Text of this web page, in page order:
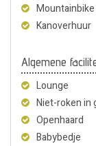
Kanoverhuur
Algemene
Lounge
Niet-roken in
Openhaard
Babybedje